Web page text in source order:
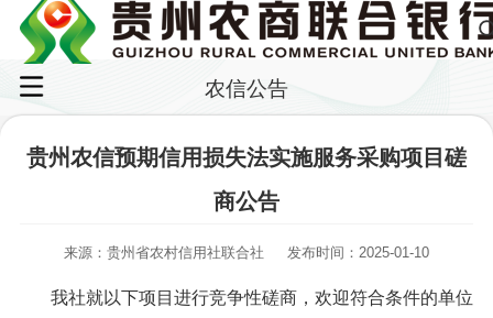
农信公告
贵州农信预期信用损失法实施服务采购项目磋
商公告
来源：贵州省农村信用社联合社 发布时间：2025-01-10
我社就以下项目进行竞争性磋商，欢迎符合条件的单位